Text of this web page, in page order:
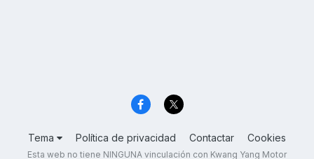
Tema Política de privacidad Contactar Cookies
Esta web no tiene NINGUNA vinculación con Kwang Yang Motor